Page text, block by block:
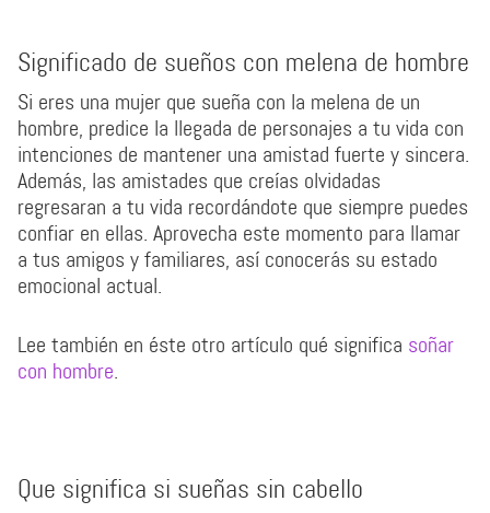
Significado de sueños con melena de hombre
Si eres una mujer que sueña con la melena de un
hombre, predice la llegada de personajes a tu vida con
intenciones de mantener una amistad fuerte y sincera.
Además, las amistades que creías olvidadas
regresaran a tu vida recordándote que siempre puedes
confiar en ellas. Aprovecha este momento para llamar
a tus amigos y familiares, así conocerás su estado
emocional actual.
Lee también en éste otro artículo qué significa soñar
con hombre.
Que significa si sueñas sin cabello